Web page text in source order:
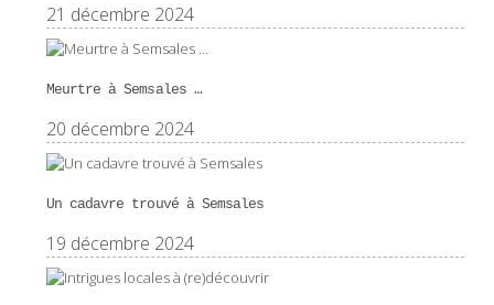
21 décembre 2024
Meurtre à Semsales …
20 décembre 2024
Un cadavre trouvé à Semsales
19 décembre 2024